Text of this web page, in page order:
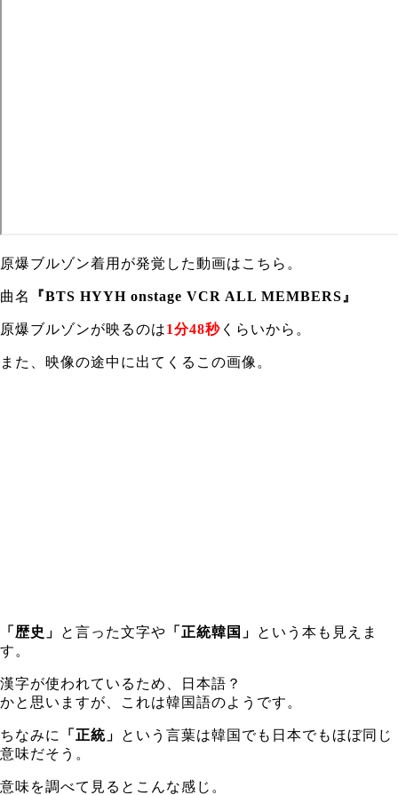
原爆ブルゾン着用が発覚した動画はこちら。
曲名 『BTS HYYH onstage VCR ALL MEMBERS』
原爆ブルゾンが映るのは1分48秒 くらいから。
また、映像の途中に出てくるこの画像。
「歴史」 と言った文字や 「正統韓国」
という本も見えま
す。
漢字が使われているため、日本語？
かと思いますが、これは韓国語のようです。
ちなみに 「正統」
という言葉は韓国でも日本でもほぼ同じ
意味だそう。
意味を調べて見るとこんな感じ。